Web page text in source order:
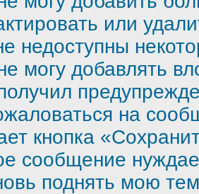
или
недоступны
могу добавлять
на
кнопка
сообщение
поднять мою